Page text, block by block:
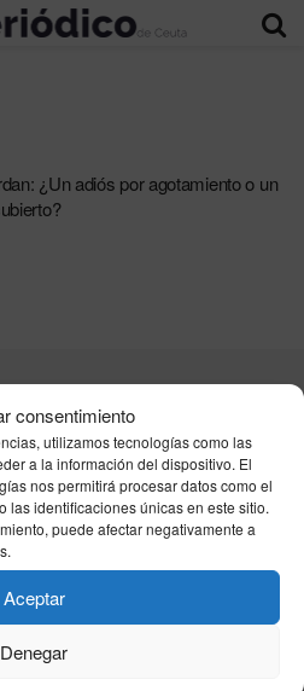
consentimiento
utilizamos tecnologías como las
a la información del dispositivo. El
nos permitirá procesar datos como el
las identificaciones únicas en este sitio.
puede afectar negativamente a
Aceptar
Denegar
¿Un adiós por agotamiento o un
Legal
Política de privacidad
de cookies
Solutions SL
- Medio de Comunicación